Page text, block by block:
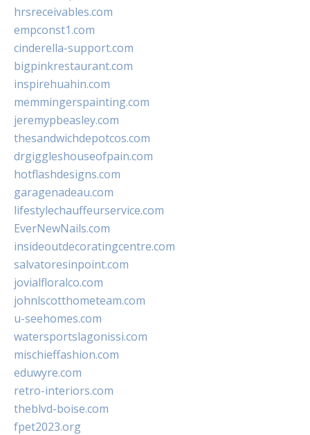
hrsreceivables.com
empconst1.com
cinderella-support.com
bigpinkrestaurant.com
inspirehuahin.com
memmingerspainting.com
jeremypbeasley.com
thesandwichdepotcos.com
drgiggleshouseofpain.com
hotflashdesigns.com
garagenadeau.com
lifestylechauffeurservice.com
EverNewNails.com
insideoutdecoratingcentre.com
salvatoresinpoint.com
jovialfloralco.com
johnlscotthometeam.com
u-seehomes.com
watersportslagonissi.com
mischieffashion.com
eduwyre.com
retro-interiors.com
theblvd-boise.com
fpet2023.org